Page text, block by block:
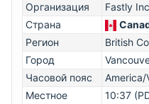
Организация
Fastly
Страна
Регион
British
Город
Часовой пояс
America/
Местное
10:37